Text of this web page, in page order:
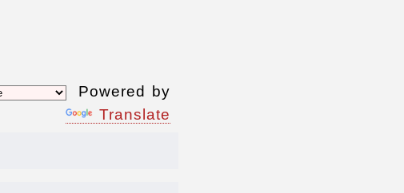
Powered by
Translate